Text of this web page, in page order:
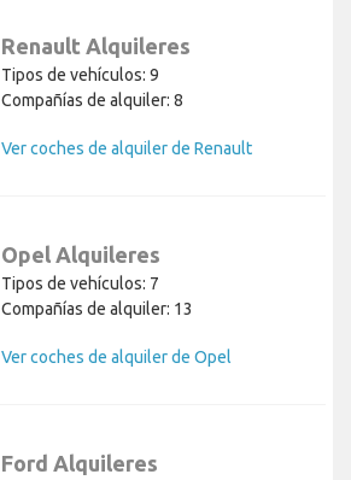
Renault Alquileres
Tipos de vehículos: 9
Compañías de alquiler: 8
Ver coches de alquiler de Renault
Opel Alquileres
Tipos de vehículos: 7
Compañías de alquiler: 13
Ver coches de alquiler de Opel
Ford Alquileres